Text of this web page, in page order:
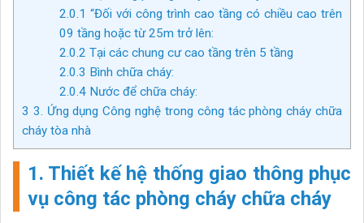
2.0.1 “Đối với công trình cao tầng có chiều cao trên
09 tầng hoặc từ 25m trở lên:
2.0.2 Tại các chung cư cao tầng trên 5 tầng
2.0.3 Bình chữa cháy:
2.0.4Nước để chữa cháy:
3 3. Ứng dụng Công nghệ trong công tác phòng cháy chữa
cháy tòa nhà
1. Thiết kế hệ thống giao thông phục
vụ công tác phòng cháy chữa cháy